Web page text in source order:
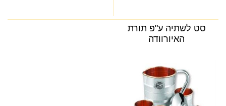
סט לשתיה ע"פ תורת
האיורוודה